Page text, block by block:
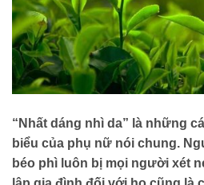
“Nhất dáng nhì da” là những
biểu của phụ nữ nói chung.
béo phì luôn bị mọi người xét